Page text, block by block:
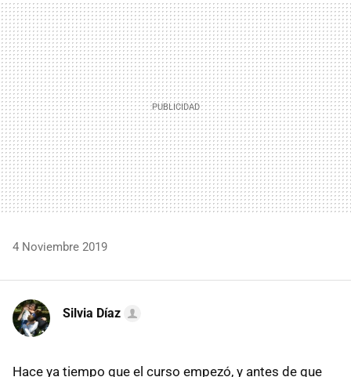
MAIL
4 Noviembre 2019
Silvia Díaz
Hace ya tiempo que el curso empezó, y antes de que